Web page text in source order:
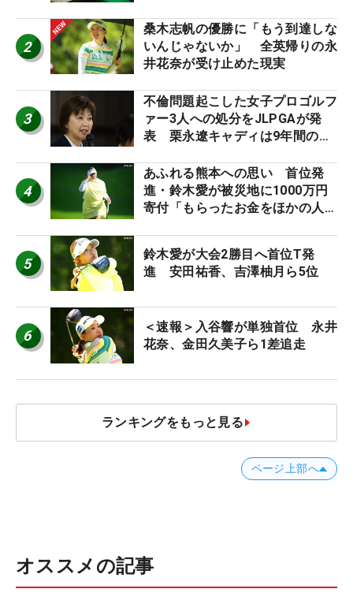
2
桑木志帆の優勝に「もう到達しな
いんじゃないか」 全英帰りの永
井花奈が受け止めた現実
3
不倫問題起こした女子プロゴルフ
ァー3人への処分をJLPGAが発
表 栗永遼キャディは9年間の立
4
あふれる熊本への思い 首位発
進・鈴木愛が被災地に1000万円
寄付「もらったお金をほかの人
5
鈴木愛が大会2勝目へ首位T発
進 安田祐香、吉澤柚月ら5位
6
＜速報＞入谷響が単独首位 永井
花奈、金田久美子ら1差追走
ランキングをもっと見る
ページ上部へ
オススメの記事